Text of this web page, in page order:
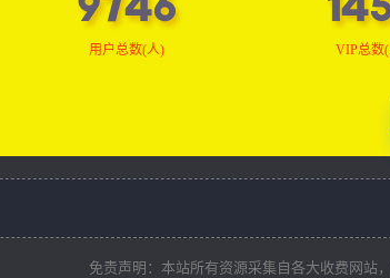
用户总数(人) VIP总数
免责声明：本站所有资源采集自各大收费网站